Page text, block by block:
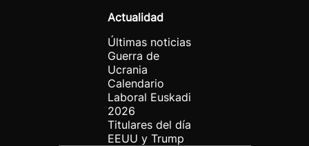
Actualidad
Últimas noticias
Guerra de
Ucrania
Calendario
Laboral Euskadi
2026
Titulares del día
EEUU y Trump